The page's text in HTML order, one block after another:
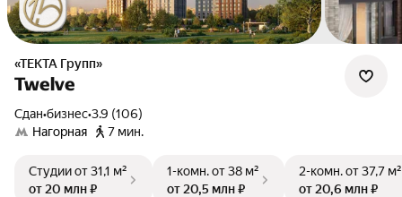
«ТЕКТА Групп»
Twelve
Сдан•бизнес•3.9 (106)
Нагорная
7 мин.
Студииот 31,1 м²
от 20 млн ₽
1-комн.от 38 м²
от 20,5 млн ₽
2-комн.от 37,7 м²
от 20,6 млн ₽